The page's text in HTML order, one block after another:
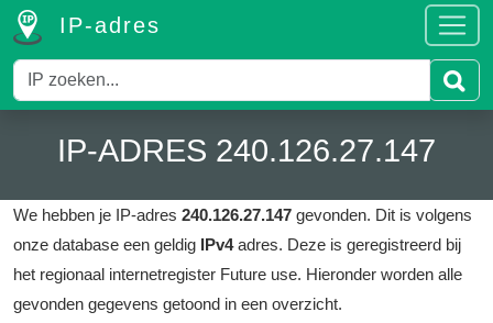
IP-adres
IP-ADRES 240.126.27.147
We hebben je IP-adres 240.126.27.147 gevonden. Dit is volgens
onze database een geldig IPv4adres. Deze is geregistreerd bij
het regionaal internetregister Future use. Hieronder worden alle
gevonden gegevens getoond in een overzicht.